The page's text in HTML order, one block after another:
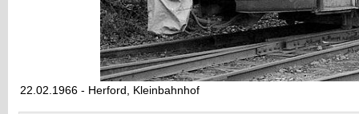
22.02.1966 - Herford, Kleinbahnhof